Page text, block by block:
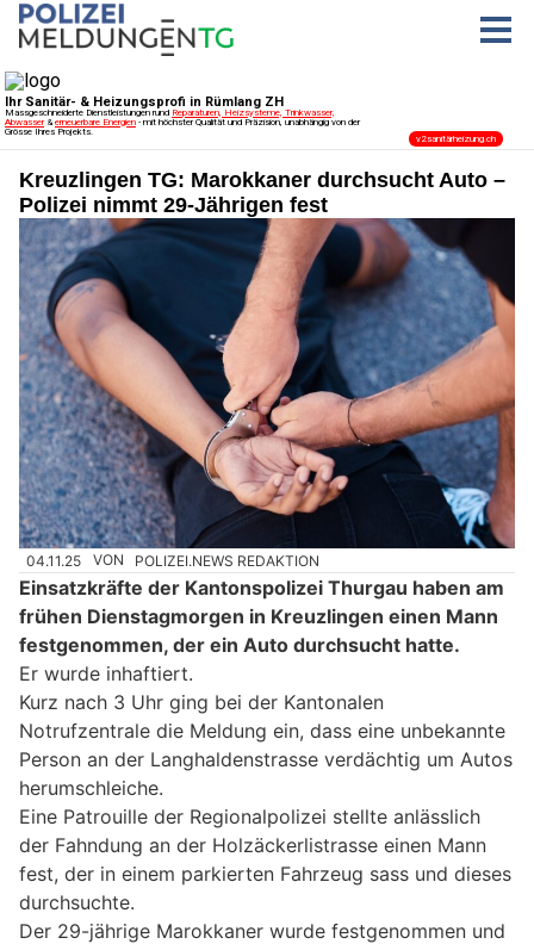
Kreuzlingen TG: Marokkaner durchsucht Auto –
Polizei nimmt 29-Jährigen fest
04.11.25 VON POLIZEI.NEWS REDAKTION
Einsatzkräfte der Kantonspolizei Thurgau haben am
frühen Dienstagmorgen in Kreuzlingen einen Mann
festgenommen, der ein Auto durchsucht hatte.
Er wurde inhaftiert.
Kurz nach 3 Uhr ging bei der Kantonalen
Notrufzentrale die Meldung ein, dass eine unbekannte
Person an der Langhaldenstrasse verdächtig um Autos
herumschleiche.
Eine Patrouille der Regionalpolizei stellte anlässlich
der Fahndung an der Holzäckerlistrasse einen Mann
fest, der in einem parkierten Fahrzeug sass und dieses
durchsuchte.
Der 29-jährige Marokkaner wurde festgenommen und